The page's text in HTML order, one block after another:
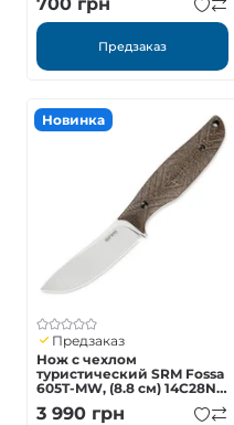
оранжевый
Предзаказ
Новинка
Предзаказ
Нож с чехлом
туристический SRM Fossa
605T-MW, (8.8 см) 14C28N /
Micarta коричневый
3 990 грн